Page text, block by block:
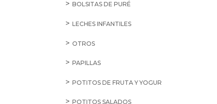
BOLSITAS DE PURÉ
LECHES INFANTILES
OTROS
PAPILLAS
POTITOS DE FRUTA Y YOGUR
POTITOS SALADOS